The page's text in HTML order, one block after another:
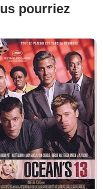
pourriez